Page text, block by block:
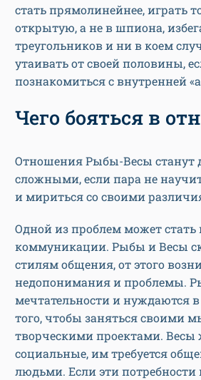
стать прямолинейнее, играть
открытую, а не в шпиона,
треугольников и ни в коем
утаивать от своей половины,
познакомиться с внутренней
Чего бояться в
Отношения Рыбы-Весы станут
сложными, если пара не
и мириться со своими
Одной из проблем может стать
коммуникации. Рыбы и Весы
стилям общения, от этого
недопонимания и проблемы.
мечтательности и нуждаются
того, чтобы заняться своими
творческими проектами. Весы
социальные, им требуется
людьми. Если эти потребности